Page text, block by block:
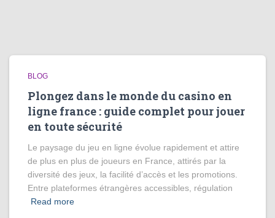
BLOG
Plongez dans le monde du casino en
ligne france : guide complet pour jouer
en toute sécurité
Le paysage du jeu en ligne évolue rapidement et attire
de plus en plus de joueurs en France, attirés par la
diversité des jeux, la facilité d’accès et les promotions.
Entre plateformes étrangères accessibles, régulation
Read more